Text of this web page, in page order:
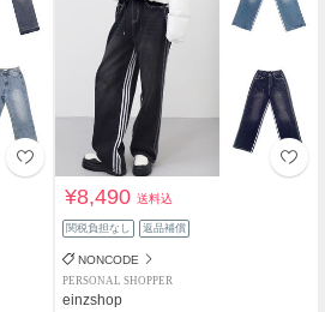
¥8,490送料込
関税負担なし 返品補償
NONCODE
PERSONAL SHOPPER
einzshop